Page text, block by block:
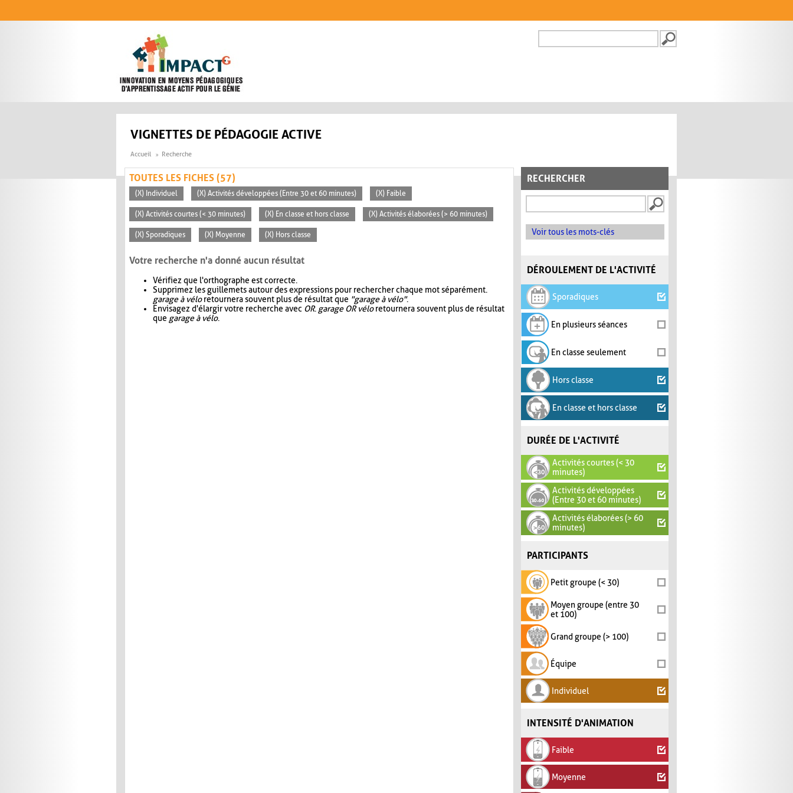
FORMULAIRE DE
VIGNETTES DE PÉDAGOGIE ACTIVE
Accueil Recherche
RECHERCHER
Voir tous les mots-clés
DÉROULEMENT DE L'ACTIVITÉ
Sporadiques
En plusieurs séances
En classe seulement
Hors classe
En classe et hors classe
DURÉE DE L'ACTIVITÉ
Activités courtes (< 30
minutes)
Activités développées
(Entre 30 et 60 minutes)
Activités élaborées (> 60
minutes)
PARTICIPANTS
Petit groupe (< 30)
Moyen groupe (entre 30
et 100)
Grand groupe (> 100)
Équipe
Individuel
INTENSITÉ D'ANIMATION
Faible
Moyenne
TOUTES LES FICHES (57)
(X) Individuel (X) Activités développées (Entre 30 et 60 minutes) (X) Faible
(X) Activités courtes (< 30 minutes) (X) En classe et hors classe (X) Activités élaborées (> 60 minutes)
(X) Sporadiques (X) Moyenne (X) Hors classe
Votre recherche n'a donné aucun résultat
Vérifiez que l'orthographe est correcte.
Supprimez les guillemets autour des expressions pour rechercher chaque mot séparément.
garage à véloretournera souvent plus de résultat que "garage à vélo".
Envisagez d'élargir votre recherche avec OR. garage OR véloretournera souvent plus de résultat
que garage à vélo.